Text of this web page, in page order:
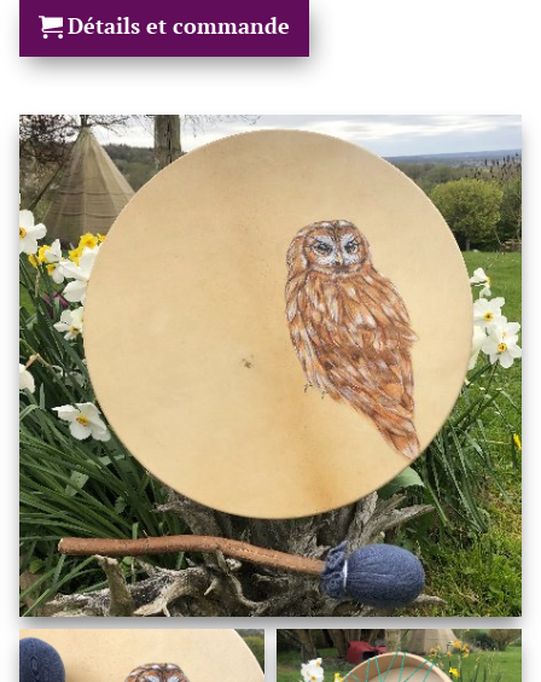
Détails et commande